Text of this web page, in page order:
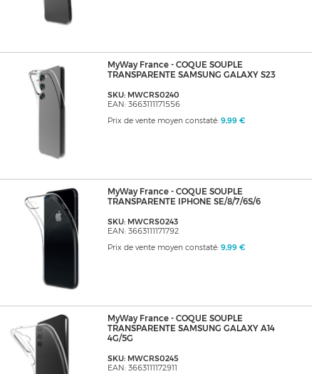
MyWay France - COQUE SOUPLE
TRANSPARENTE SAMSUNG GALAXY S23
SKU: MWCRS0240
EAN: 3663111171556
Prix de vente moyen constaté: 9,99 €
MyWay France - COQUE SOUPLE
TRANSPARENTE IPHONE SE/8/7/6S/6
SKU: MWCRS0243
EAN: 3663111171792
Prix de vente moyen constaté: 9,99 €
MyWay France - COQUE SOUPLE
TRANSPARENTE SAMSUNG GALAXY A14
4G/5G
SKU: MWCRS0245
EAN: 3663111172911